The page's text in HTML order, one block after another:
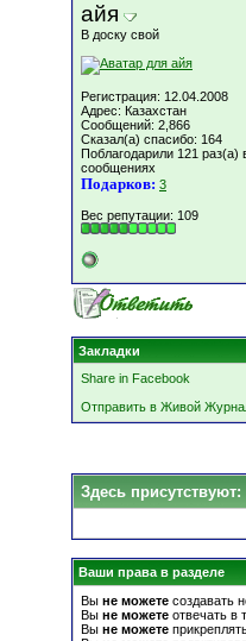
айя
В доску свой
Регистрация: 12.04.2008
Адрес: Казахстан
Сообщений: 2,866
Сказал(а) спасибо: 164
Поблагодарили 121 раз(а)
сообщениях
Подарков: 3
Вес репутации: 109
Закладки
Share in Facebook
Отправить в Живой
Здесь присутствуют:
Ваши права в разделе
Вы не можете создавать
Вы не можете отвечать в
Вы не можете